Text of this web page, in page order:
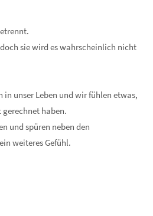
sie wird es wahrscheinlich nicht
unser Leben und wir fühlen etwas,
haben.
und spüren neben den
weiteres Gefühl.